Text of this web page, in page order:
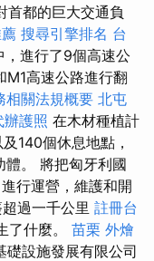
首都的巨大交通負
搜尋引擎排名 台
進行了9個高速公
高速公路進行翻
相關法規概要 北屯
辦護照 在木材種植計
140個休息地點，
。 將把匈牙利國
行運營，維護和開
過一千公里 註冊台
了什麼。 苗栗 外燴
礎設施發展有限公司